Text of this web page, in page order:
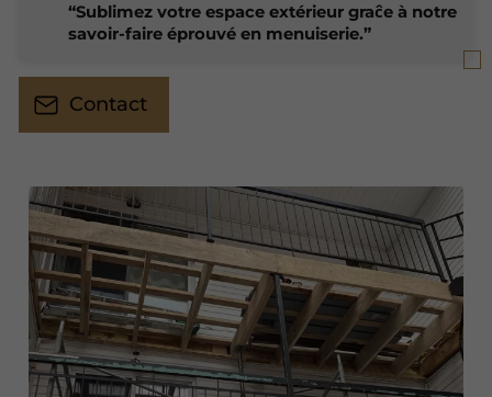
Sublimez votre espace extérieur graĉe à notre
savoir-faire éprouvé en menuiserie.
Contact